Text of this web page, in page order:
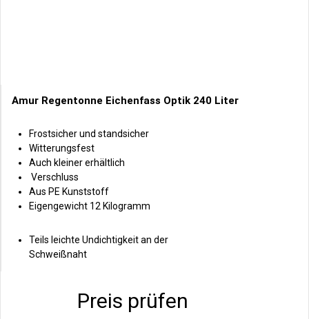
Amur Regentonne Eichenfass Optik 240 Liter
Frostsicher und standsicher
Witterungsfest
Auch kleiner erhältlich
Verschluss
Aus PE Kunststoff
Eigengewicht 12 Kilogramm
Teils leichte Undichtigkeit an der
Schweißnaht
Preis prüfen